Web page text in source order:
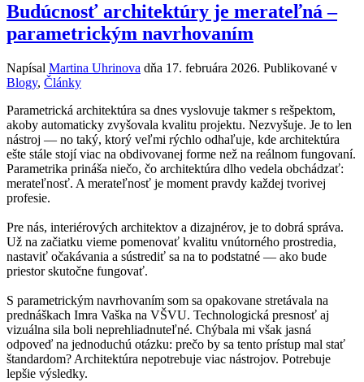
Budúcnosť architektúry je merateľná –
parametrickým navrhovaním
Napísal Martina Uhrinova dňa 17. februára 2026. Publikované v
Blogy, Články
Parametrická architektúra sa dnes vyslovuje takmer s rešpektom,
akoby automaticky zvyšovala kvalitu projektu. Nezvyšuje. Je to len
nástroj — no taký, ktorý veľmi rýchlo odhaľuje, kde architektúra
ešte stále stojí viac na obdivovanej forme než na reálnom fungovaní.
Parametrika prináša niečo, čo architektúra dlho vedela obchádzať:
merateľnosť. A merateľnosť je moment pravdy každej tvorivej
profesie.
Pre nás, interiérových architektov a dizajnérov, je to dobrá správa.
Už na začiatku vieme pomenovať kvalitu vnútorného prostredia,
nastaviť očakávania a sústrediť sa na to podstatné — ako bude
priestor skutočne fungovať.
S parametrickým navrhovaním som sa opakovane stretávala na
prednáškach Imra Vaška na VŠVU. Technologická presnosť aj
vizuálna sila boli neprehliadnuteľné. Chýbala mi však jasná
odpoveď na jednoduchú otázku: prečo by sa tento prístup mal stať
štandardom? Architektúra nepotrebuje viac nástrojov. Potrebuje
lepšie výsledky.